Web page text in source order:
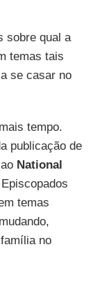
sobre qual a
temas tais
se casar no
tempo.
publicação de
National
temas
no